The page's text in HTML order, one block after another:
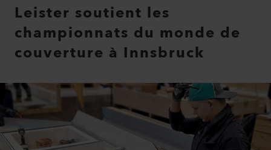
Leister soutient les
championnats du monde de
couverture à Innsbruck